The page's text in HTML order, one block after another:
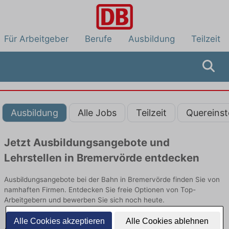
Alle Cookies akzeptieren Alle Cookies ablehnen
Für Arbeitgeber Berufe Ausbildung Teilzeit
Ausbildung Alle Jobs Teilzeit
Jetzt Ausbildungsangebote und
Lehrstellen in Bremervörde entdecken
Ausbildungsangebote bei der Bahn in Bremervörde finden Sie von
namhaften Firmen. Entdecken Sie freie Optionen von Top-
Arbeitgebern und bewerben Sie sich noch heute.